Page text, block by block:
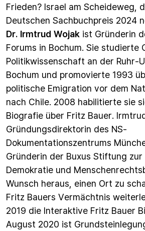
Frieden? Israel am Scheideweg,
Deutschen Sachbuchpreis 2024
Dr. Irmtrud Wojak ist Gründerin
Forums in Bochum. Sie studierte
Politikwissenschaft an der Ruhr-
Bochum und promovierte 1993
politische Emigration vor dem
nach Chile. 2008 habilitierte sie
Biografie über Fritz Bauer.
Gründungsdirektorin des NS-
Dokumentationszentrums
Gründerin der Buxus Stiftung
Demokratie und
Wunsch heraus, einen Ort zu
Fritz Bauers Vermächtnis
2019 die Interaktive Fritz Bauer
August 2020 ist